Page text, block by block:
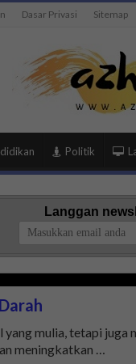
Dasar Privasi Sitemap
Politik
Langgan
mulia, tetapi juga
meningkatkan …